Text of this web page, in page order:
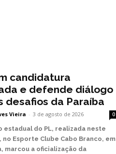
candidatura
e defende diálogo
desafios da Paraíba
Vieira - 3 de agosto de 2026 0
estadual do PL, realizada neste
no Esporte Clube Cabo Branco, em
marcou a oficialização da